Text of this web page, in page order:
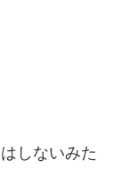
しないみた